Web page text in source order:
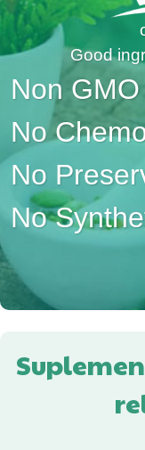
Good
Non GMO
No
No
No